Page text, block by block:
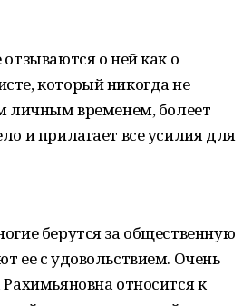
о ней как о
который никогда не
личным временем, болеет
и прилагает все усилия для
берутся за общественную
ее с удовольствием. Очень
относится к